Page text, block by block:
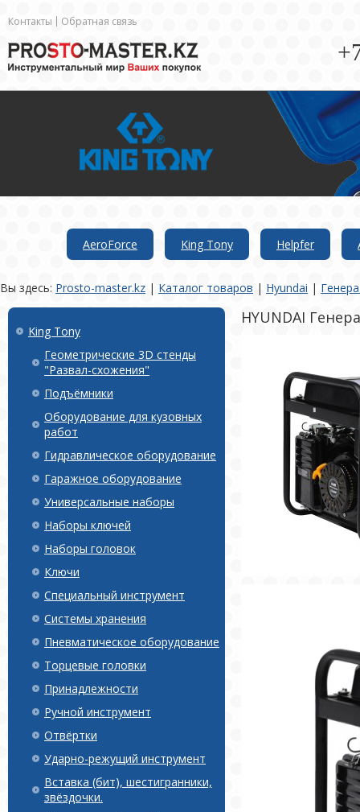
Контакты Обратная связь
AeroForce King Tony Helpfer
Вы здесь: Prosto-master.kz | Каталог товаров | Hyundai |
King Tony
Геометрические 3D стенды
"Развал-схожения"
Подъёмники
Оборудование для кузовных
работ
Гидравлическое оборудование
Гаражное оборудование
Универсальные наборы
Наборы ключей
Наборы головок
Ключи
Специальный инструмент
Системы хранения
Пневматическое оборудование
Торцевые головки
Принадлежности
Ручной инструмент
Отвёртки
Ударно-режущий инструмент
Вставка (бит), шестигранники,
звёздочки.
HYUNDAI